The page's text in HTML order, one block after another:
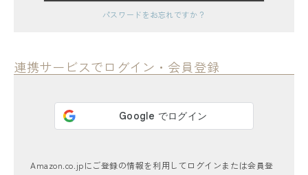
レディースボトムス
会員ステージ特典プログラムについて
パスワードをお忘れですか？
連携サービスでログイン・会員登録
Amazon.co.jpにご登録の情報を利用してログインまたは会員登